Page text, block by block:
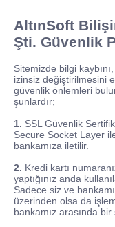
AltınSoft
Şti. Güvenlik
Sitemizde bilgi
izinsiz değiştirilmesini
güvenlik önlemleri
şunlardır;
1. SSL Güvenlik
Secure Socket Layer
bankamıza iletilir.
2. Kredi kartı
yaptığınız anda
Sadece siz ve
üzerinden olsa da
bankamız arasında bir